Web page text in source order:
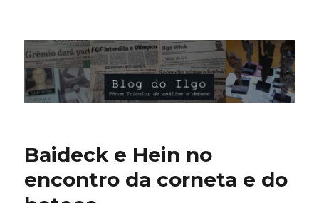
Blog do Ilgo Wink
Baideck e Hein no
encontro da corneta e do